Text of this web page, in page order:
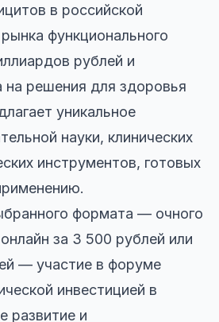
в российской
функционального
рублей и
на решения для здоровья
уникальное
науки, клинических
инструментов, готовых
формата — очного
за 3 500 рублей или
— участие в форуме
инвестицией в
развитие и